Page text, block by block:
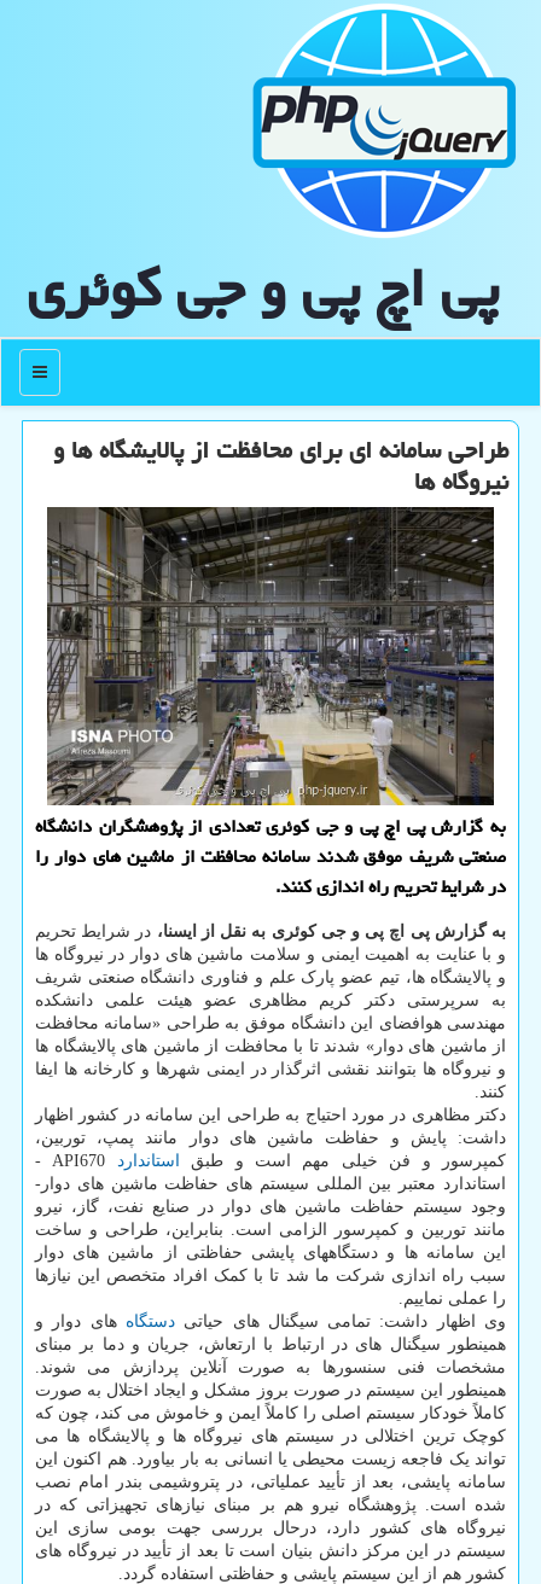
پی اچ پی و جی كوئری
منو
طراحی سامانه ای برای محافظت از پالایشگاه ها و
نیروگاه ها
به گزارش پی اچ پی و جی کوئری تعدادی از پژوهشگران دانشگاه
صنعتی شریف موفق شدند سامانه محافظت از ماشین های دوار را
در شرایط تحریم راه اندازی کنند.
به گزارش پی اچ پی و جی کوئری به نقل از ایسنا، در شرایط تحریم
و با عنایت به اهمیت ایمنی و سلامت ماشین های دوار در نیروگاه ها
و پالایشگاه ها، تیم عضو پارک علم و فناوری دانشگاه صنعتی شریف
به سرپرستی دکتر کریم مظاهری عضو هیئت علمی دانشکده
مهندسی هوافضای این دانشگاه موفق به طراحی «سامانه محافظت
از ماشین های دوار» شدند تا با محافظت از ماشین های پالایشگاه ها
و نیروگاه ها بتوانند نقشی اثرگذار در ایمنی شهرها و کارخانه ها ایفا
کنند.
دکتر مظاهری در مورد احتیاج به طراحی این سامانه در کشور اظهار
داشت: پایش و حفاظت ماشین های دوار مانند پمپ، توربین،
کمپرسور و فن خیلی مهم است و طبق استاندارد
API670 -
استاندارد معتبر بین المللی سیستم های حفاظت ماشین های دوار-
وجود سیستم حفاظت ماشین های دوار در صنایع نفت، گاز، نیرو
مانند توربین و کمپرسور الزامی است. بنابراین، طراحی و ساخت
این سامانه ­ها و دستگاههای پایشی حفاظتی از ماشین های دوار
سبب راه اندازی شرکت ما شد تا با کمک افراد متخصص این نیازها
را عملی نماییم.
وی اظهار داشت: تمامی سیگنال­ های حیاتیدستگاه ­های دوار و
همینطور سیگنال ­های در ارتباط با ارتعاش، جریان و دما بر مبنای
مشخصات فنی سنسورها به صورت آنلاین پردازش می شوند.
همینطور این سیستم در صورت بروز مشکل و ایجاد اختلال به صورت
کاملاً خودکار سیستم اصلی را کاملاً ایمن و خاموش می کند، چون که
کوچک ترین اختلالی در سیستم های نیروگاه ها و پالایشگاه ها می
تواند یک فاجعه زیست محیطی یا انسانی به بار بیاورد. هم اکنون این
سامانه پایشی، بعد از تأیید عملیاتی، در پتروشیمی بندر امام نصب
شده است. پژوهشگاه نیرو هم بر مبنای نیازهای تجهیزاتی که در
نیروگاه های کشور دارد، درحال بررسی جهت بومی سازی این
سیستم در این مرکز دانش بنیان است تا بعد از تأیید در نیروگاه های
کشور هم از این سیستم پایشی و حفاظتی استفاده گردد.